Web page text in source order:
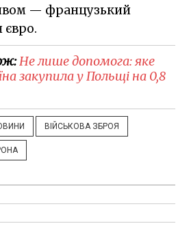
— французький
євро.
Не лише допомога: яке
закупила у Польщі на 0,8
ВІЙСЬКОВА ЗБРОЯ